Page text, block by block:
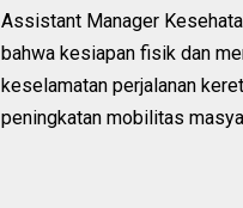
Assistant Manager
bahwa kesiapan fisik dan
keselamatan perjalanan
peningkatan mobilitas